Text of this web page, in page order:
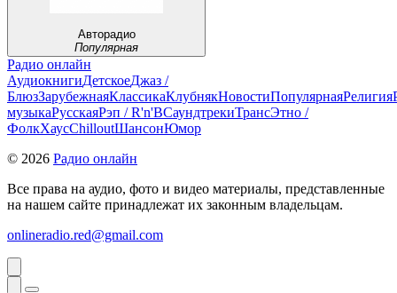
Авторадио
Популярная
Радио онлайн
АудиокнигиДетскоеДжаз /
БлюзЗарубежнаяКлассикаКлубнякНовостиПопулярнаяРелигия
музыкаРусскаяРэп / R'n'BСаундтрекиТрансЭтно /
ФолкХауcChilloutШансонЮмор
© 2026 Радио онлайн
Все права на аудио, фото и видео материалы, представленные
на нашем сайте принадлежат их законным владельцам.
onlineradio.red@gmail.com